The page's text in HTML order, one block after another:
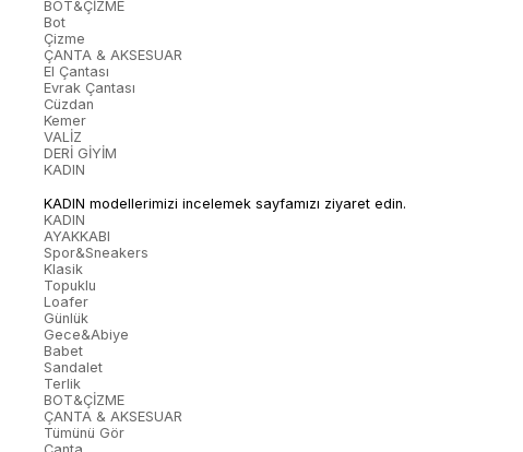
BOT&ÇİZME
Bot
Çizme
ÇANTA & AKSESUAR
El Çantası
Evrak Çantası
Cüzdan
Kemer
VALİZ
DERİ GİYİM
KADIN
KADIN modellerimizi incelemek sayfamızı ziyaret edin.
KADIN
AYAKKABI
Spor&Sneakers
Klasik
Topuklu
Loafer
Günlük
Gece&Abiye
Babet
Sandalet
Terlik
BOT&ÇİZME
ÇANTA & AKSESUAR
Tümünü Gör